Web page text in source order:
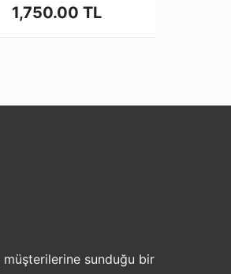
1,750.00 TL
müşterilerine sunduğu bir